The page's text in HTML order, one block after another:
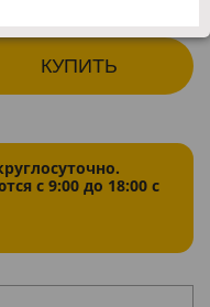
КУПИТЬ
с 9:00 до 18:00 с